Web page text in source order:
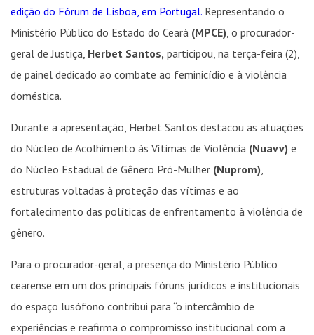
edição do Fórum de Lisboa, em Portugal. Representando o
Ministério Público do Estado do Ceará (MPCE) , o procurador-
geral de Justiça, Herbet Santos, participou, na terça-feira (2),
de painel dedicado ao combate ao feminicídio e à violência
doméstica.
Durante a apresentação, Herbet Santos destacou as atuações
do Núcleo de Acolhimento às Vítimas de Violência (Nuavv) e
do Núcleo Estadual de Gênero Pró-Mulher (Nuprom)
estruturas voltadas à proteção das vítimas e ao
fortalecimento das políticas de enfrentamento à violência de
gênero.
Para o procurador-geral, a presença do Ministério Público
cearense em um dos principais fóruns jurídicos e institucionais
do espaço lusófono contribui para “o intercâmbio de
experiências e reafirma o compromisso institucional com a